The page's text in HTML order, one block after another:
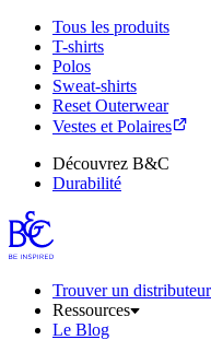
Tous les produits
T-shirts
Polos
Sweat-shirts
Reset Outerwear
Vestes et Polaires
Découvrez B&C
Durabilité
Trouver un distributeur
Ressources
Le Blog